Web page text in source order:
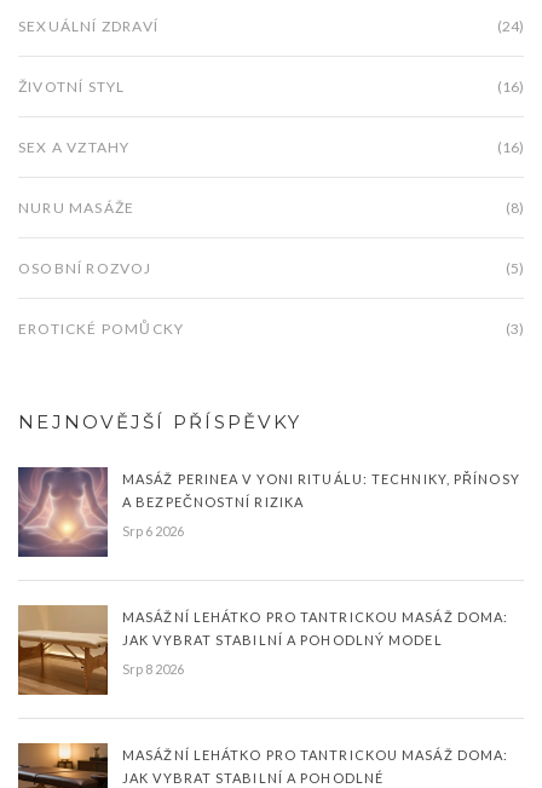
SEXUÁLNÍ ZDRAVÍ (24)
ŽIVOTNÍ STYL (16)
SEX A VZTAHY (16)
NURU MASÁŽE (8)
OSOBNÍ ROZVOJ (5)
EROTICKÉ POMŮCKY (3)
NEJNOVĚJŠÍ PŘÍSPĚVKY
MASÁŽ PERINEA V YONI RITUÁLU: TECHNIKY, PŘÍNOSY
A BEZPEČNOSTNÍ RIZIKA
Srp 6 2026
MASÁŽNÍ LEHÁTKO PRO TANTRICKOU MASÁŽ DOMA:
JAK VYBRAT STABILNÍ A POHODLNÝ MODEL
Srp 8 2026
MASÁŽNÍ LEHÁTKO PRO TANTRICKOU MASÁŽ DOMA:
JAK VYBRAT STABILNÍ A POHODLNÉ